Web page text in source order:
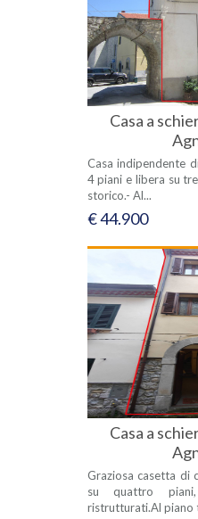
Casa a
Casa indipendente
4 piani e libera su
storico.- Al...
€ 44.900
Casa a
Graziosa casetta di
su quattro
ristrutturati.Al piano